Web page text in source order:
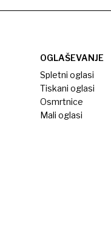
OGLAŠEVANJE
Spletni oglasi
Tiskani oglasi
Osmrtnice
Mali oglasi